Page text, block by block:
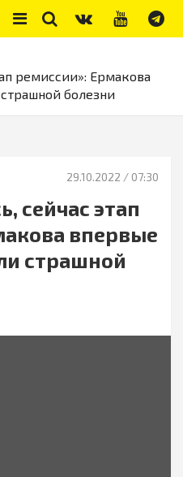
ремиссии»: Ермакова
болезни
29.10.2022 / 07:30
сейчас этап
впервые
страшной